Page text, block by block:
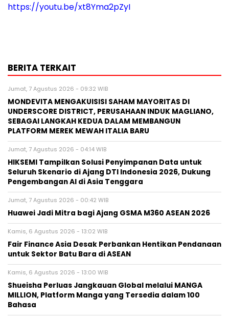
https://youtu.be/xt8Yma2pZyI
BERITA TERKAIT
Jumat, 7 Agustus 2026 - 09:32 WIB
MONDEVITA MENGAKUISISI SAHAM MAYORITAS DI
UNDERSCORE DISTRICT, PERUSAHAAN INDUK MAGLIANO,
SEBAGAI LANGKAH KEDUA DALAM MEMBANGUN
PLATFORM MEREK MEWAH ITALIA BARU
Jumat, 7 Agustus 2026 - 04:14 WIB
HIKSEMI Tampilkan Solusi Penyimpanan Data untuk
Seluruh Skenario di Ajang DTI Indonesia 2026, Dukung
Pengembangan AI di Asia Tenggara
Jumat, 7 Agustus 2026 - 00:42 WIB
Huawei Jadi Mitra bagi Ajang GSMA M360 ASEAN 2026
Kamis, 6 Agustus 2026 - 13:02 WIB
Fair Finance Asia Desak Perbankan Hentikan Pendanaan
untuk Sektor Batu Bara di ASEAN
Kamis, 6 Agustus 2026 - 13:00 WIB
Shueisha Perluas Jangkauan Global melalui MANGA
MILLION, Platform Manga yang Tersedia dalam 100
Bahasa